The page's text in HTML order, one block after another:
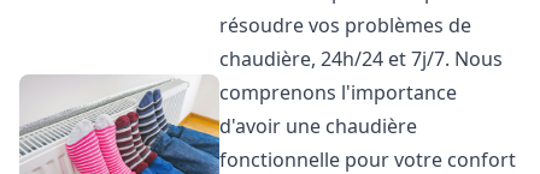
résoudre vos problèmes de
chaudière, 24h/24 et 7j/7. Nous
comprenons l'importance
d'avoir une chaudière
fonctionnelle pour votre confort